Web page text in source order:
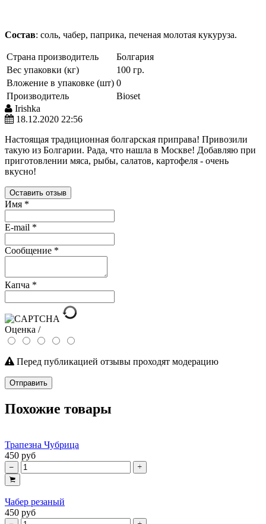
Состав: соль, чабер, паприка, печеная молотая кукуруза.
Страна производитель
Болгария
Вес упаковки (кг)
100 гр.
Вложение в упаковке (шт) 0
Производитель
Bioset
Irishka
18.12.2020 22:56
Настоящая традиционная болгарская приправа! Привозили
такую из Болгарии. Рада, что нашла в Москве! Добавляю при
приготовлении мяса, рыбы, салатов, картофеля - очень
вкусно!
Оставить отзыв
Имя *
E-mail *
Сообщение *
Капча *
Оценка /
Перед публикацией отзывы проходят модерацию
Отправить
Похожие товары
Трапезна Чубрица
450 руб
Чабер резаный
450 руб